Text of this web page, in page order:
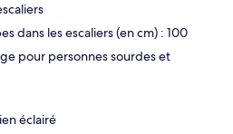
dans les escaliers (en cm) : 100
pour personnes sourdes et
éclairé